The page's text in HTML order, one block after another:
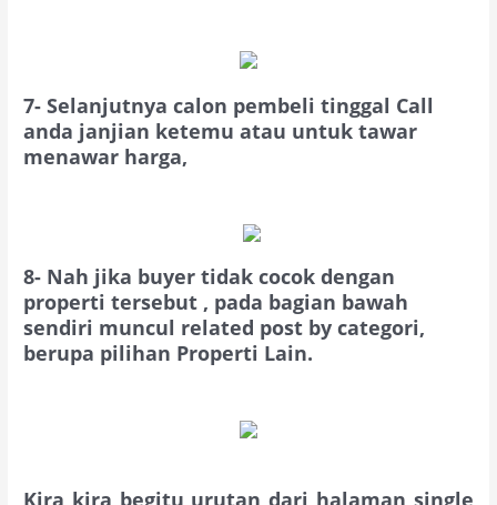
7-Selanjutnya calon pembeli tinggal Call
anda janjian ketemu atau untuk tawar
menawar harga,
8- Nah jika buyer tidak cocok dengan
properti tersebut , pada bagian bawah
sendiri muncul related post by categori,
berupa pilihan Properti Lain.
Kira kira begitu urutan dari halaman single